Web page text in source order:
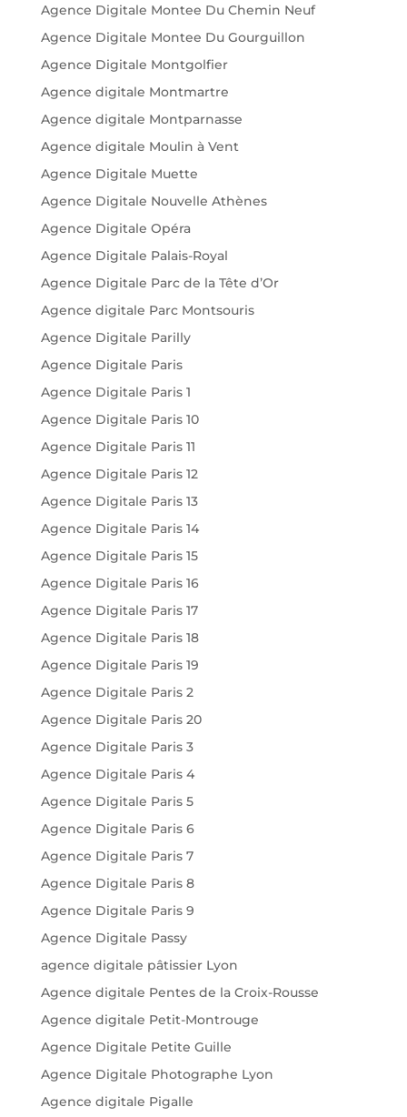
Agence Digitale Montee Du Chemin Neuf
Agence Digitale Montee Du Gourguillon
Agence Digitale Montgolfier
Agence digitale Montmartre
Agence digitale Montparnasse
Agence digitale Moulin à Vent
Agence Digitale Muette
Agence Digitale Nouvelle Athènes
Agence Digitale Opéra
Agence Digitale Palais-Royal
Agence Digitale Parc de la Tête d’Or
Agence digitale Parc Montsouris
Agence Digitale Parilly
Agence Digitale Paris
Agence Digitale Paris 1
Agence Digitale Paris 10
Agence Digitale Paris 11
Agence Digitale Paris 12
Agence Digitale Paris 13
Agence Digitale Paris 14
Agence Digitale Paris 15
Agence Digitale Paris 16
Agence Digitale Paris 17
Agence Digitale Paris 18
Agence Digitale Paris 19
Agence Digitale Paris 2
Agence Digitale Paris 20
Agence Digitale Paris 3
Agence Digitale Paris 4
Agence Digitale Paris 5
Agence Digitale Paris 6
Agence Digitale Paris 7
Agence Digitale Paris 8
Agence Digitale Paris 9
Agence Digitale Passy
agence digitale pâtissier Lyon
Agence digitale Pentes de la Croix-Rousse
Agence digitale Petit-Montrouge
Agence Digitale Petite Guille
Agence Digitale Photographe Lyon
Agence digitale Pigalle